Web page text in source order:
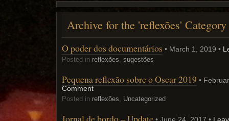
Archive for the 'reflexões' Category
O poder dos documentários • March 1, 2019 •
Posted in reflexões, sugestões
Pequena reflexão sobre o Oscar 2019 •
Comment
Posted in reflexões, Uncategorized
Jornal de bordo – Update